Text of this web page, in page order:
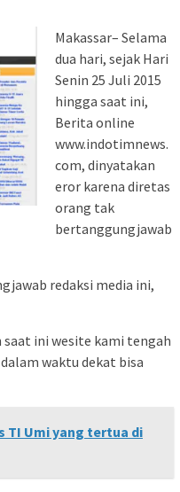
Makassar– Selama
dua hari, sejak Hari
Senin 25 Juli 2015
hingga saat ini,
Berita online
www.indotimnews.
com, dinyatakan
eror karena diretas
orang tak
bertanggungjawab
redaksi media ini,
saat ini wesite kami tengah
waktu dekat bisa
TI Umi yang tertua di